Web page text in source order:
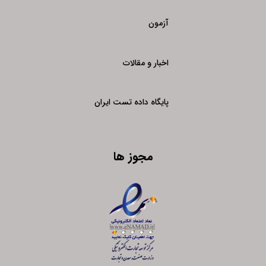
آزمون
اخبار و مقالات
پایگاه داده تست ایران
مجوز ها